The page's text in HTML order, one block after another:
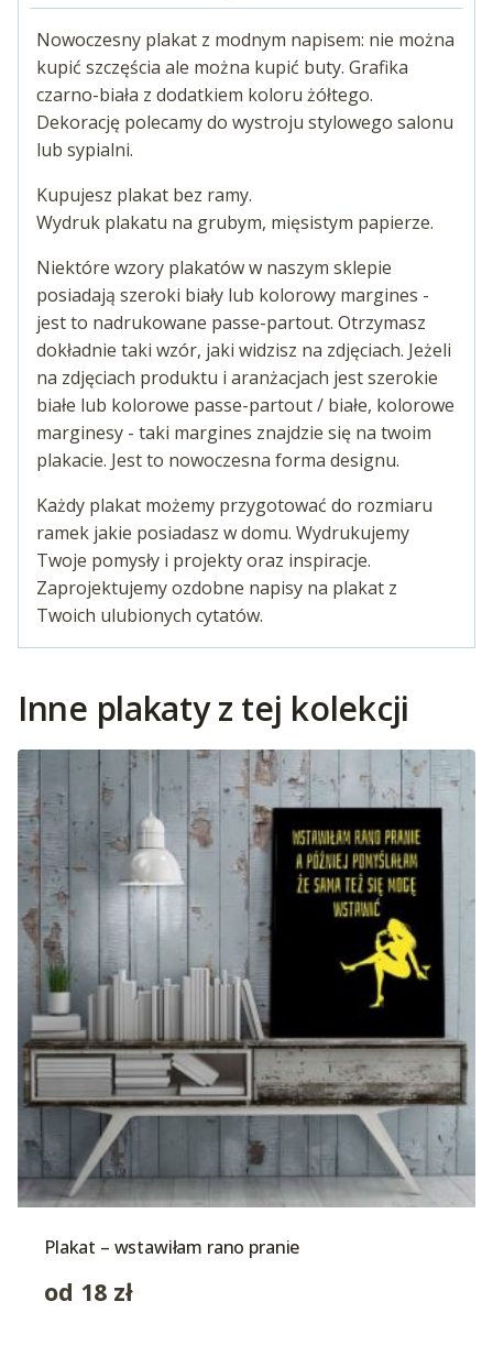
Nowoczesny plakat z modnym napisem: nie można
kupić szczęścia ale można kupić buty. Grafika
czarno-biała z dodatkiem koloru żółtego.
Dekorację polecamy do wystroju stylowego salonu
lub sypialni.
Kupujesz plakat bez ramy.
Wydruk plakatu na grubym, mięsistym papierze.
Niektóre wzory plakatów w naszym sklepie
posiadają szeroki biały lub kolorowy margines -
jest to nadrukowane passe-partout. Otrzymasz
dokładnie taki wzór, jaki widzisz na zdjęciach. Jeżeli
na zdjęciach produktu i aranżacjach jest szerokie
białe lub kolorowe passe-partout / białe, kolorowe
marginesy - taki margines znajdzie się na twoim
plakacie. Jest to nowoczesna forma designu.
Każdy plakat możemy przygotować do rozmiaru
ramek jakie posiadasz w domu. Wydrukujemy
Twoje pomysły i projekty oraz inspiracje.
Zaprojektujemy ozdobne napisy na plakat z
Twoich ulubionych cytatów.
Inne plakaty z tej kolekcji
Plakat – wstawiłam rano pranie
od 18 zł